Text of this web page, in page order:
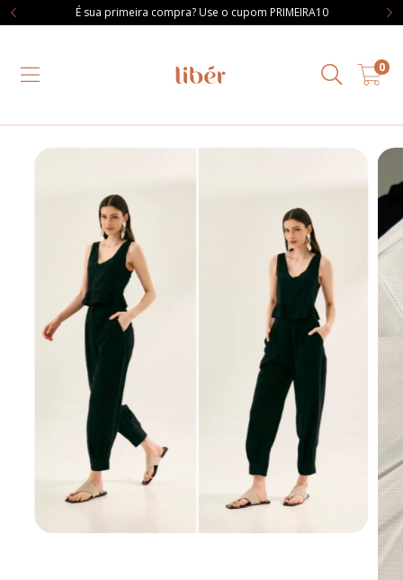
É sua primeira compra? Use o cupom PRIMEIRA10
0